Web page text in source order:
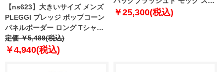
【ns623】大きいサイズ メンズ
PLEGGI プレッジ ポップコーン
パネルボーダー ロング Tシャツ
65-78091-2
定価 ￥5,489(税込)
￥4,940(税込)
ェット ホワイト 1278-5607-1 3L
￥25,300(税込)